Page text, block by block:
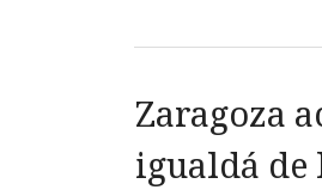
Zaragoza
igualdá de